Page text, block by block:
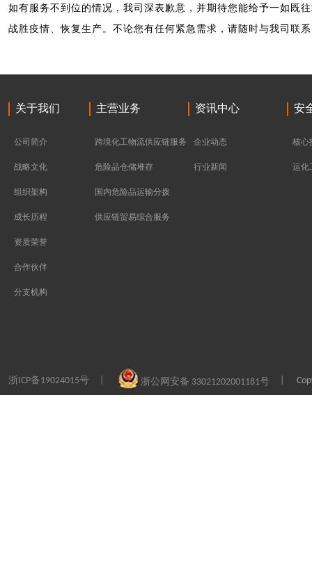
如有服务不到位的情况，我司深表歉意，并期待您能给予一如既
战胜疫情、恢复生产。不论您有任何紧急需求，请随时与我司联
关于我们
公司简介
战略文化
组织架构
成长历程
资质荣誉
合作伙伴
分支机构
主营业务
跨境化工物流供应链服务
危险品仓储堆存
国内危险品运输分拨
供应链贸易综合服务
资讯中心
企业动态
行业新闻
安
核心
运化
浙ICP备19024015号 浙公网安备 33021202001181号